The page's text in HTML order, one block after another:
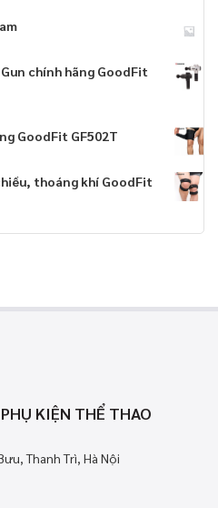
chính hãng GoodFit
GoodFit GF502T
thoáng khí GoodFit
KIỆN THỂ THAO
Thanh Trì, Hà Nội